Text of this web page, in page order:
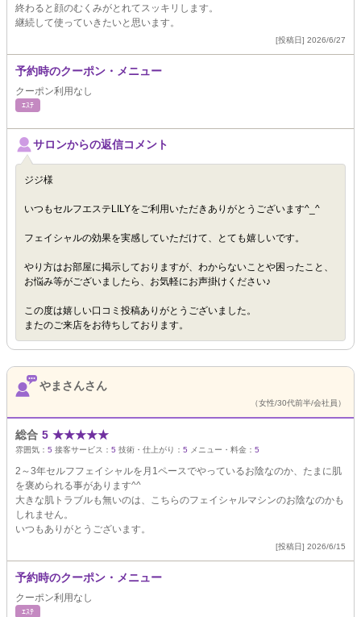
終わると顔のむくみがとれてスッキリします。
継続して使っていきたいと思います。
[投稿日] 2026/6/27
予約時のクーポン・メニュー
クーポン利用なし
ｴｽﾃ
サロンからの返信コメント
ジジ様
いつもセルフエステLILYをご利用いただきありがとうございます^_^
フェイシャルの効果を実感していただけて、とても嬉しいです。
やり方はお部屋に掲示しておりますが、わからないことや困ったこと、
お悩み等がございましたら、お気軽にお声掛けください♪
この度は嬉しい口コミ投稿ありがとうございました。
またのご来店をお待ちしております。
やまさんさん
（女性/30代前半/会社員）
総合 5 ★★★★★
雰囲気： 5 接客サービス： 5 技術・仕上がり： 5 メニュー・料金： 5
2～3年セルフフェイシャルを月1ペースでやっているお陰なのか、たまに肌
を褒められる事があります^^
大きな肌トラブルも無いのは、こちらのフェイシャルマシンのお陰なのかも
しれません。
いつもありがとうございます。
[投稿日] 2026/6/15
予約時のクーポン・メニュー
クーポン利用なし
ｴｽﾃ